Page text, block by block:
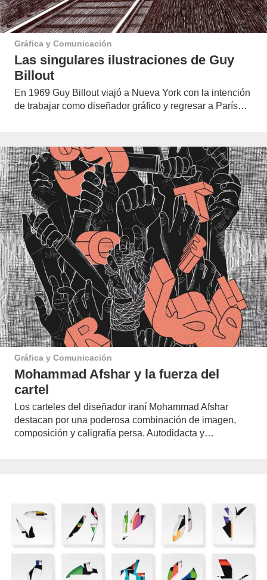
Gráfica y Comunicación
Las singulares ilustraciones de Guy
Billout
En 1969 Guy Billout viajó a Nueva York con la intención
de trabajar como diseñador gráfico y regresar a París…
Gráfica y Comunicación
Mohammad Afshar y la fuerza del
cartel
Los carteles del diseñador iraní Mohammad Afshar
destacan por una poderosa combinación de imagen,
composición y caligrafía persa. Autodidacta y…